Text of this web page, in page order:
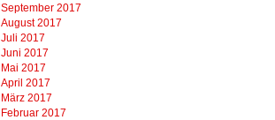
September 2017
August 2017
Juli 2017
Juni 2017
Mai 2017
April 2017
März 2017
Februar 2017